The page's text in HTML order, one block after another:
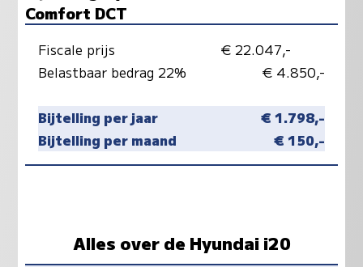
Comfort DCT
Fiscale prijs
€ 22.047,-
Belastbaar bedrag 22%
€ 4.850,-
Bijtelling per jaar
€ 1.798,-
Bijtelling per maand
€ 150,-
Alles over de Hyundai i20